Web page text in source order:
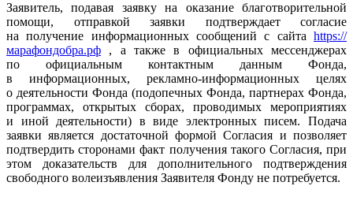
Заявитель, подавая заявку на оказание благотворительной
помощи, отправкой заявки подтверждает согласие
на получение информационных сообщений с сайта https://
марафондобра.рф , а также в официальных мессенджерах
по официальным контактным данным Фонда,
в информационных, рекламно-информационных целях
о деятельности Фонда (подопечных Фонда, партнерах Фонда,
программах, открытых сборах, проводимых мероприятиях
и иной деятельности) в виде электронных писем. Подача
заявки является достаточной формой Согласия и позволяет
подтвердить сторонами факт получения такого Согласия, при
этом доказательств для дополнительного подтверждения
свободного волеизъявления Заявителя Фонду не потребуется.